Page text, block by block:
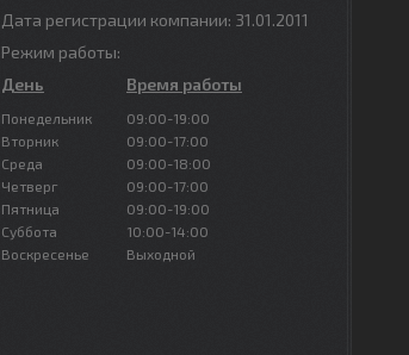
Дата регистрации компании: 31.01.2011
Режим работы:
День
Время работы
Понедельник
09:00-19:00
Вторник
09:00-17:00
Среда
09:00-18:00
Четверг
09:00-17:00
Пятница
09:00-19:00
Суббота
10:00-14:00
Воскресенье
Выходной